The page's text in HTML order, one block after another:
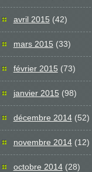
avril 2015(42)
mars 2015(33)
février 2015(73)
janvier 2015(98)
décembre 2014(52)
novembre 2014(12)
octobre 2014(28)